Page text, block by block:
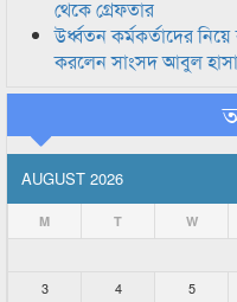
থেকে গ্রেফতার
উর্ধ্বতন কর্মকর্তাদের নিয়ে
করলেন সাংসদ আবুল
AUGUST 2026
M T W
3
4 5